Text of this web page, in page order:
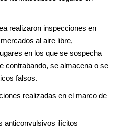
realizaron inspecciones en
al aire libre,
en los que se sospecha
contrabando, se almacena o se
falsos.
realizadas en el marco de
anticonvulsivos ilícitos